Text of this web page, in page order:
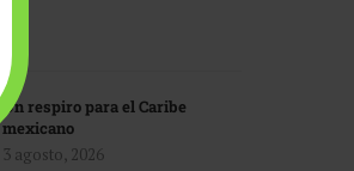
Un respiro para el Caribe
mexicano
3 agosto, 2026